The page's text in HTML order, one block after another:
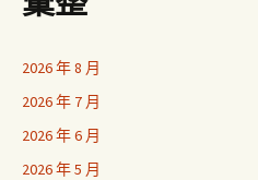
2026 年 8 月
2026 年 7 月
2026 年 6 月
2026 年 5 月